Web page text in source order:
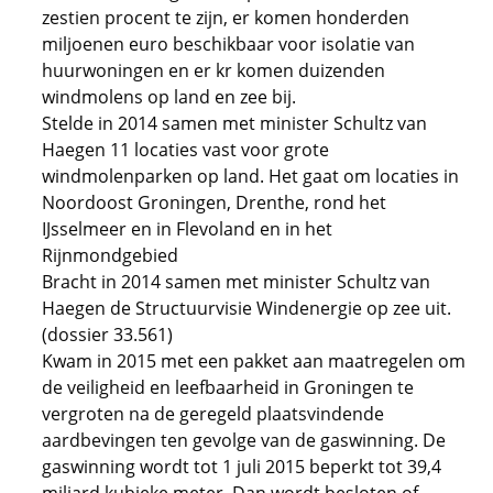
zestien procent te zijn, er komen honderden
miljoenen euro beschikbaar voor isolatie van
huurwoningen en er kr komen duizenden
windmolens op land en zee bij.
Stelde in 2014 samen met minister Schultz van
Haegen 11 locaties vast voor grote
windmolenparken op land. Het gaat om locaties in
Noordoost Groningen, Drenthe, rond het
IJsselmeer en in Flevoland en in het
Rijnmondgebied
Bracht in 2014 samen met minister Schultz van
Haegen de Structuurvisie Windenergie op zee uit.
(dossier 33.561)
Kwam in 2015 met een pakket aan maatregelen om
de veiligheid en leefbaarheid in Groningen te
vergroten na de geregeld plaatsvindende
aardbevingen ten gevolge van de gaswinning. De
gaswinning wordt tot 1 juli 2015 beperkt tot 39,4